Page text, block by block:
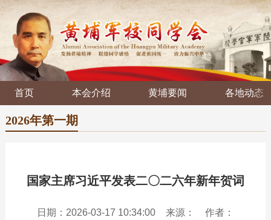
首页 本会介绍 黄埔要闻 各地动态
2026年第一期
国家主席习近平发表二〇二六年新年贺词
日期：2026-03-17 10:34:00 来源：
作者：